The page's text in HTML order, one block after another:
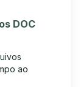
DOC
ao